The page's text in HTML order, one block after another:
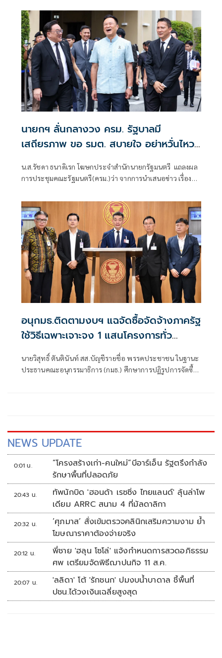
ที่เป็นพรรคที่ทุกฝั่งลืมได้ไงเนี้ย
นายกฯ ลั่นกลางวง ครม. รัฐบาลมี
เสถียรภาพ ขอ รมต. สบายใจ อย่าหวั่นไหว
น.ส.รัชดา ธนาดิเรก โฆษกประจำสำนักนายกรัฐมนตรี แถลงผล
การประชุมคณะรัฐมนตรี(ครม.)ว่า จากการนำเสนอข่าว เรื่อง
ร่วมรัฐบาลและนายกฯไปแล้วว่า รัฐบาลนี้มีเสถียรภาพและ
ทำงานร่วมกันอย่างเต็มที่
อนุกมธ.ติดตามงบฯ แฉจัดซื้อจัดจ้างภาครัฐ
ใช้วิธีเฉพาะเจาะจง 1 แสนโครงการทั่ว
ประเทศ เอื้อทุจริตงบกว่า 5 หมื่นล้านบาท
นายวิสุทธิ์ ตันตินันท์ สส.บัญชีรายชื่อ พรรคประชาชน ในฐานะ
ประธานคณะอนุกรรมาธิการ (กมธ.) ศึกษาการปฏิรูปการจัดซื้อ
NEWS UPDATE
0:01 น.
“โครงสร้างเก่า-คนใหม่”บีอาร์เอ็น รัฐตรึงกำลัง
รักษาพื้นที่ปลอดภัย
20:43 น.
ทัพนักบิด 'ฮอนด้า เรซซิ่ง ไทยแลนด์' ลุ้นล่าโพ
เดียม ARRC สนาม 4 ที่มัลดาลิกา
20:32 น.
‘ศุภมาส’ สั่งเข้มตรวจคลินิกเสริมความงาม ย้ำ
โฆษณาราคาต้องจ่ายจริง
20:12 น.
พี่ชาย 'ฮลุน โซโล่' แจ้งกำหนดการสวดอภิธรรม
ศพ เตรียมจัดพิธีฌาปนกิจ 11 ส.ค.
20:07 น.
'ลลิดา' โต้ 'รักชนก' ปมงบน้ำบาดาล ชี้พื้นที่
ปชน.ได้วงเงินเฉลี่ยสูงสุด